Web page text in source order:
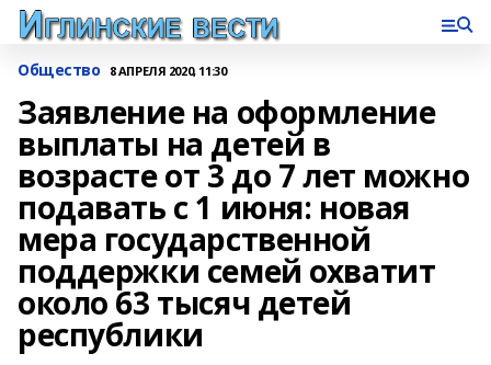
Общество 8 АПРЕЛЯ 2020, 11:30
Заявление на оформление
выплаты на детей в
возрасте от 3 до 7 лет можно
подавать с 1 июня: новая
мера государственной
поддержки семей охватит
около 63 тысяч детей
республики